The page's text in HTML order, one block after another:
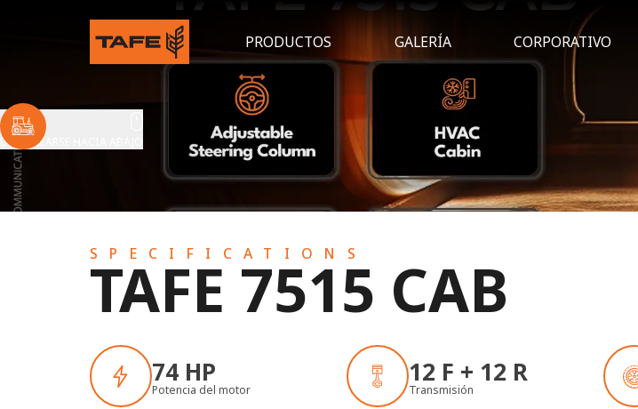
PRODUCTOS GALERÍA CORPORATIVO
DESPLAZARSE HACIA ABAJO
SPECIFICATIONS
TAFE 7515 CAB
74 HP
Potencia del motor
12 F + 12 R
Transmisión